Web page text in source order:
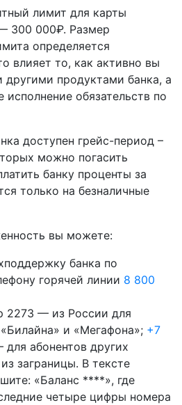
лимит для карты
300 000₽. Размер
определяется
влияет то, как активно вы
другими продуктами банка, а
обязательств по
доступен грейс-период –
можно погасить
банку проценты за
только на безналичные
вы можете:
банка по
горячей линии 8 800
2273 — из России для
и «Мегафона»; +7
абонентов других
заграницы. В тексте
«Баланс ****», где
четыре цифры номера